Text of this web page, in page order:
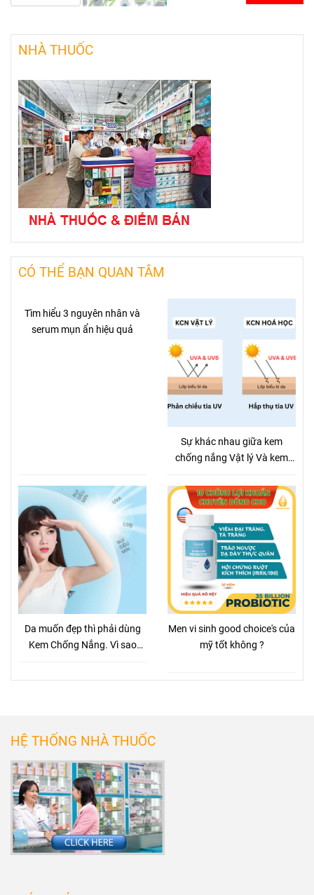
NHÀ THUỐC
CÓ THỂ BẠN QUAN TÂM
Tìm hiểu 3 nguyên nhân và
serum mụn ẩn hiệu quả
Sự khác nhau giữa kem
chống nắng Vật lý Và kem
Da muốn đẹp thì phải dùng
Kem Chống Nắng. Vì sao
Men vi sinh good choice's của
mỹ tốt không ?
HỆ THỐNG NHÀ THUỐC